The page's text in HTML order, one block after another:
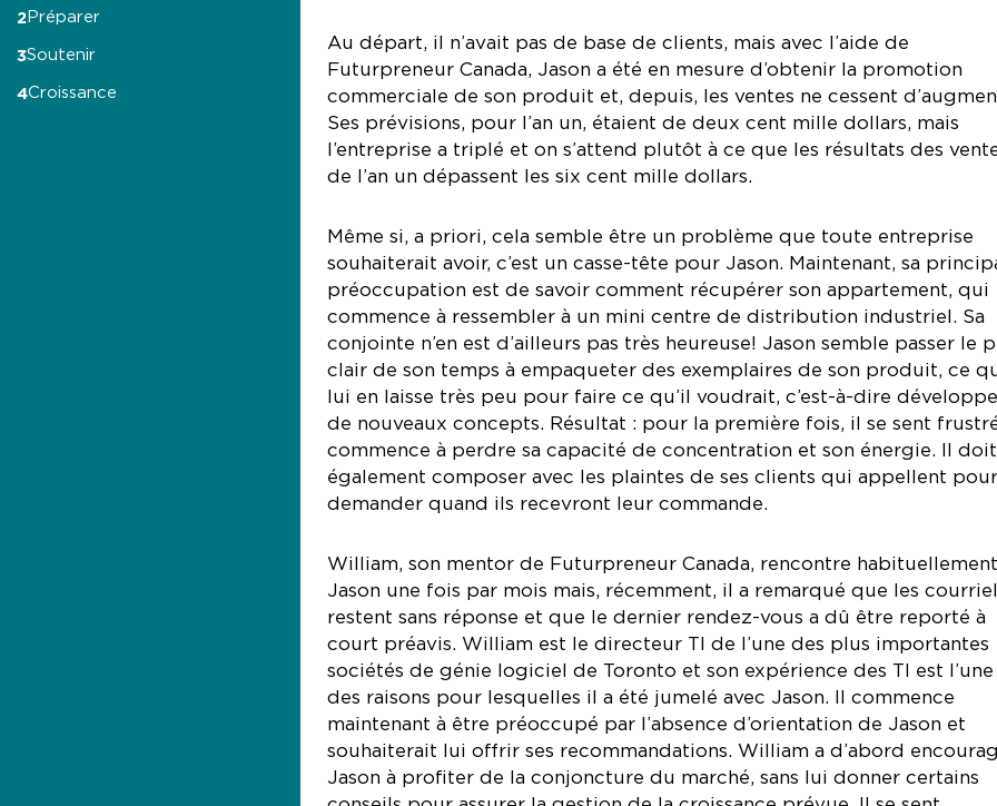
2Préparer
3Soutenir
4Croissance
Au départ, il n’avait pas de base de clients, mais avec l’aide de
Futurpreneur Canada, Jason a été en mesure d’obtenir la promotion
commerciale de son produit et, depuis, les ventes ne cessent
Ses prévisions, pour l’an un, étaient de deux cent mille dollars, mais
l’entreprise a triplé et on s’attend plutôt à ce que les résultats des
de l’an un dépassent les six cent mille dollars.
Même si, a priori, cela semble être un problème que toute entreprise
souhaiterait avoir, c’est un casse-tête pour Jason. Maintenant, sa
préoccupation est de savoir comment récupérer son appartement, qui
commence à ressembler à un mini centre de distribution industriel. Sa
conjointe n’en est d’ailleurs pas très heureuse! Jason semble passer le
clair de son temps à empaqueter des exemplaires de son produit, ce
lui en laisse très peu pour faire ce qu’il voudrait, c’est-à-dire
de nouveaux concepts. Résultat : pour la première fois, il se sent
commence à perdre sa capacité de concentration et son énergie. Il doit
également composer avec les plaintes de ses clients qui appellent pour
demander quand ils recevront leur commande.
William, son mentor de Futurpreneur Canada, rencontre habituellement
Jason une fois par mois mais, récemment, il a remarqué que les
restent sans réponse et que le dernier rendez-vous a dû être reporté à
court préavis. William est le directeur TI de l’une des plus importantes
sociétés de génie logiciel de Toronto et son expérience des TI est l’une
des raisons pour lesquelles il a été jumelé avec Jason. Il commence
maintenant à être préoccupé par l’absence d’orientation de Jason et
souhaiterait lui offrir ses recommandations. William a d’abord
Jason à profiter de la conjoncture du marché, sans lui donner certains